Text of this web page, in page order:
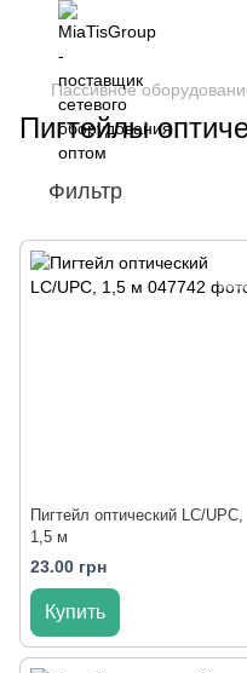
Пассивное
Пигтейлы
Фильтр
Пигтейл оптический LC/UPC,
1,5 м
23.00 грн
Купить